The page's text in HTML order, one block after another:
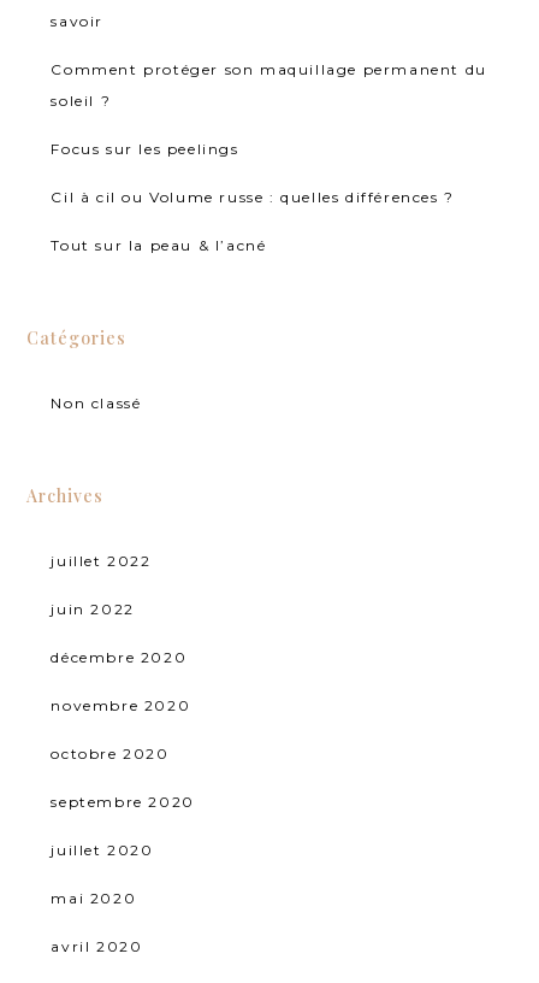
savoir
Comment protéger son maquillage permanent du
soleil ?
Focus sur les peelings
Cil à cil ou Volume russe : quelles différences ?
Tout sur la peau & l’acné
Catégories
Non classé
Archives
juillet 2022
juin 2022
décembre 2020
novembre 2020
octobre 2020
septembre 2020
juillet 2020
mai 2020
avril 2020